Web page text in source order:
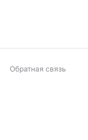
Обратная связь